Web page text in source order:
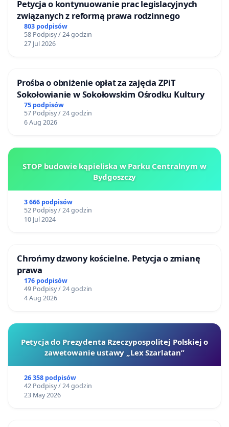
Petycja o kontynuowanie prac legislacyjnych
związanych z reformą prawa rodzinnego
803 podpisów
58 Podpisy / 24 godzin
27 Jul 2026
Prośba o obniżenie opłat za zajęcia ZPiT
Sokołowianie w Sokołowskim Ośrodku Kultury
75 podpisów
57 Podpisy / 24 godzin
6 Aug 2026
STOP budowie kąpieliska w Parku Centralnym w
Bydgoszczy
3 666 podpisów
52 Podpisy / 24 godzin
10 Jul 2024
Chrońmy dzwony kościelne. Petycja o zmianę
prawa
176 podpisów
49 Podpisy / 24 godzin
4 Aug 2026
Petycja do Prezydenta Rzeczypospolitej Polskiej o
zawetowanie ustawy „Lex Szarlatan”
26 358 podpisów
42 Podpisy / 24 godzin
23 May 2026